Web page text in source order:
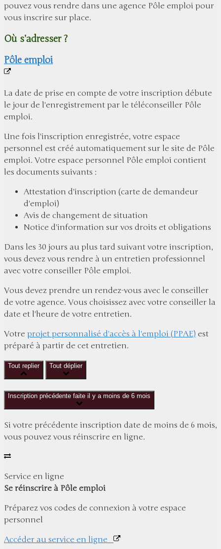
pouvez vous rendre dans une agence Pôle emploi pour
vous inscrire sur place.
Où s’adresser ?
Pôle emploi
La date de prise en compte de votre inscription débute
le jour de l'enregistrement par le téléconseiller Pôle
emploi.
Une fois l'inscription enregistrée, votre espace
personnel est créé automatiquement sur le site de Pôle
emploi. Votre espace personnel Pôle emploi contient
les documents suivants :
Attestation d'inscription (carte de demandeur
d'emploi)
Avis de changement de situation
Notice d'information sur vos droits et obligations
Dans les 30 jours au plus tard suivant votre inscription,
vous devez vous rendre à un entretien professionnel
avec votre conseiller Pôle emploi.
Vous devez prendre un rendez-vous avec le conseiller
de votre agence. Vous choisissez avec votre conseiller la
date et l'heure de votre entretien.
Votre projet personnalisé d'accès à l'emploi (PPAE) est
préparé à partir de cet entretien.
Tout replier Tout déplier
Inscription précédente faite il y a moins de 6 mois
Si votre précédente inscription date de moins de 6 mois,
vous pouvez vous réinscrire en ligne.
Service en ligne
Se réinscrire à Pôle emploi
Préparez vos codes de connexion à votre espace
personnel
Accéder au service en ligne